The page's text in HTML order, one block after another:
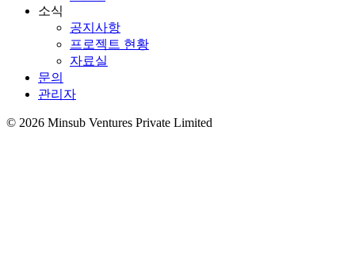
소식
공지사항
프로젝트 현황
자료실
문의
관리자
© 2026 Minsub Ventures Private Limited